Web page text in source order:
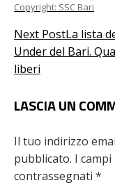
Copyright: SSC Bari
Next PostLa lista
Under del Bari.
liberi
LASCIA UN
Il tuo indirizzo
pubblicato. I
contrassegnati *